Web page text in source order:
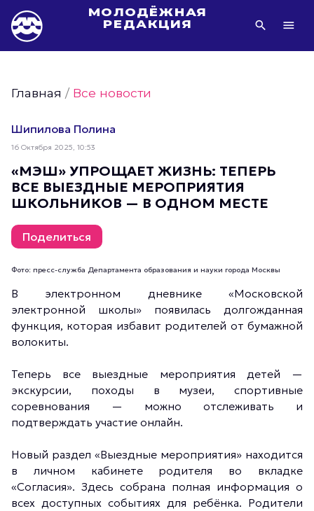
МОЛОДЁЖНАЯ
РЕДАКЦИЯ
Фото Молодёжи Москвы
Фотогалереи Молодёжи Москвы
Статьи Молодёжи Москвы
Молодёжь Москвы культурная
Молодёжь Москвы спортивная
Молодёжь Москвы в движении
Молодёжь Москвы здоровая
Молодёжь Москвы профессиональная
Молодёжь Москвы туристическая
Все новости
Главная /Все новости
Шипилова Полина
16 Октября 2025, 10:53
«МЭШ» УПРОЩАЕТ ЖИЗНЬ: ТЕПЕРЬ
ВСЕ ВЫЕЗДНЫЕ МЕРОПРИЯТИЯ
ШКОЛЬНИКОВ — В ОДНОМ МЕСТЕ
Поделиться
Фото: пресс-служба Департамента образования и науки города Москвы
В электронном дневнике «Московской
электронной школы» появилась долгожданная
функция, которая избавит родителей от бумажной
волокиты.
Теперь все выездные мероприятия детей —
экскурсии, походы в музеи, спортивные
соревнования — можно отслеживать и
подтверждать участие онлайн.
Новый раздел «Выездные мероприятия» находится
в личном кабинете родителя во вкладке
«Согласия». Здесь собрана полная информация о
всех доступных событиях для ребёнка. Родители